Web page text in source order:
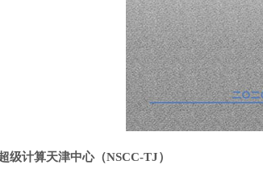
级计算天津中心（NSCC-TJ）